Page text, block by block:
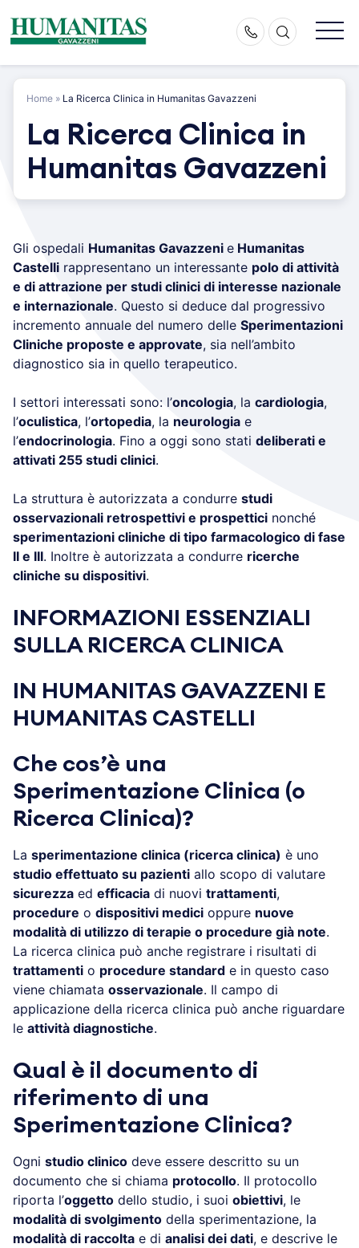
content
Home » La Ricerca Clinica in Humanitas Gavazzeni
La Ricerca Clinica in
Humanitas Gavazzeni
Gli ospedali Humanitas Gavazzeni e Humanitas
Castelli rappresentano un interessante polo di attività
e di attrazione per studi clinici di interesse nazionale
e internazionale. Questo si deduce dal progressivo
incremento annuale del numero delle Sperimentazioni
Cliniche proposte e approvate, sia nell’ambito
diagnostico sia in quello terapeutico.
I settori interessati sono: l’oncologia, la cardiologia,
l’oculistica, l’ortopedia, la neurologia e
l’endocrinologia. Fino a oggi sono stati deliberati e
attivati 255 studi clinici.
La struttura è autorizzata a condurre studi
osservazionali retrospettivi e prospettici nonché
sperimentazioni cliniche di tipo farmacologico di fase
II e III. Inoltre è autorizzata a condurre ricerche
cliniche su dispositivi.
INFORMAZIONI ESSENZIALI
SULLA RICERCA CLINICA
IN HUMANITAS GAVAZZENI E
HUMANITAS CASTELLI
Che cos’è una
Sperimentazione Clinica (o
Ricerca Clinica)?
La sperimentazione clinica (ricerca clinica) è uno
studio effettuato su pazienti allo scopo di valutare
sicurezza ed efficacia di nuovi trattamenti,
procedure o dispositivi medici oppure nuove
modalità di utilizzo di terapie o procedure già note.
La ricerca clinica può anche registrare i risultati di
trattamenti o procedure standard e in questo caso
viene chiamata osservazionale. Il campo di
applicazione della ricerca clinica può anche riguardare
le attività diagnostiche.
Qual è il documento di
riferimento di una
Sperimentazione Clinica?
Ogni studio clinico deve essere descritto su un
documento che si chiama protocollo. Il protocollo
riporta l’oggetto dello studio, i suoi obiettivi, le
modalità di svolgimento della sperimentazione, la
modalità di raccolta e di analisi dei dati, e descrive le